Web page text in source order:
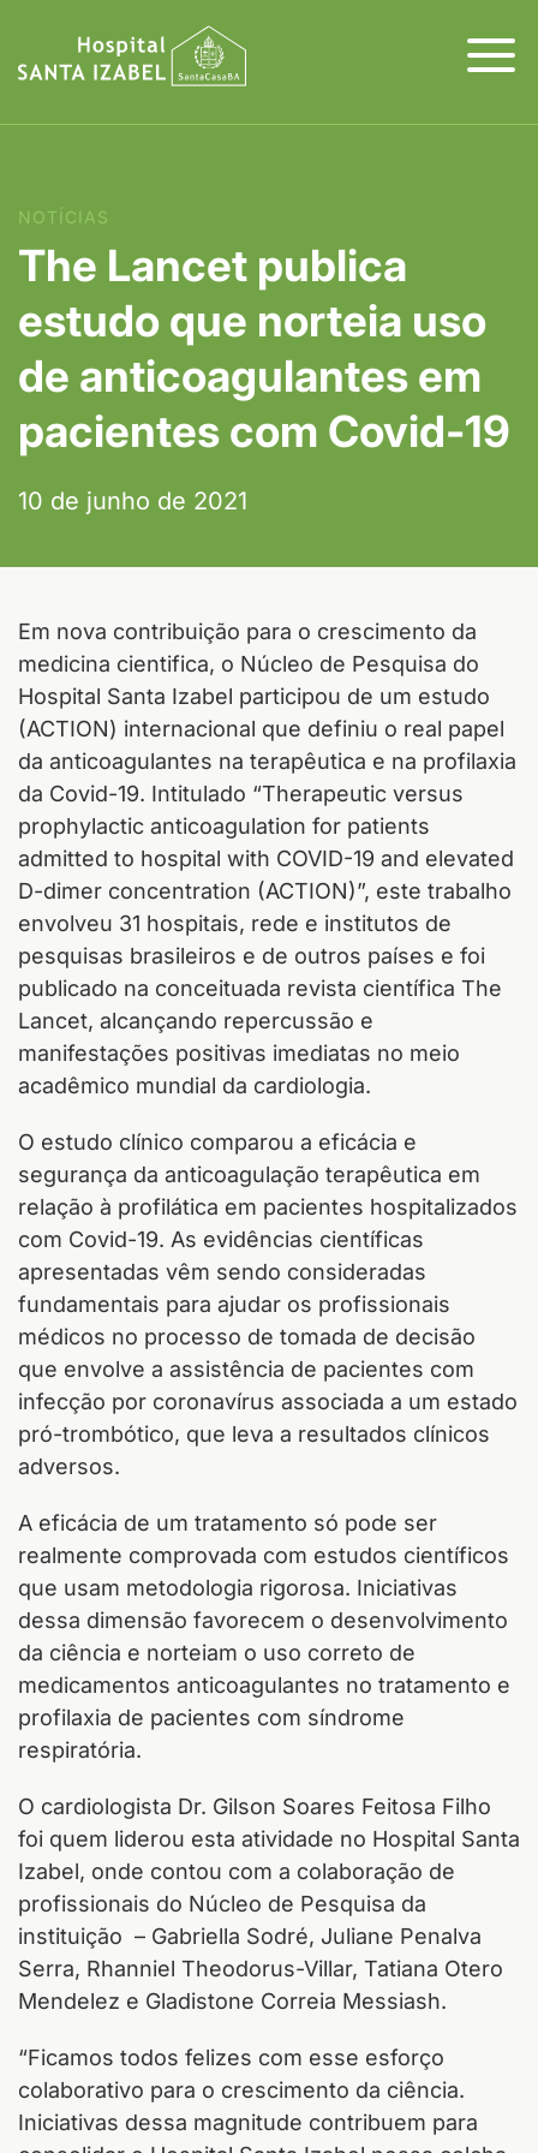
NOTÍCIAS
The Lancet publica
estudo que norteia uso
de anticoagulantes em
pacientes com Covid-19
10 de junho de 2021
Em nova contribuição para o crescimento da
medicina cientifica, o Núcleo de Pesquisa do
Hospital Santa Izabel participou de um estudo
(ACTION) internacional que definiu o real papel
da anticoagulantes na terapêutica e na profilaxia
da Covid-19. Intitulado “Therapeutic versus
prophylactic anticoagulation for patients
admitted to hospital with COVID-19 and elevated
D-dimer concentration (ACTION)”, este trabalho
envolveu 31 hospitais, rede e institutos de
pesquisas brasileiros e de outros países e foi
publicado na conceituada revista científica The
Lancet, alcançando repercussão e
manifestações positivas imediatas no meio
acadêmico mundial da cardiologia.
O estudo clínico comparou a eficácia e
segurança da anticoagulação terapêutica em
relação à profilática em pacientes hospitalizados
com Covid-19. As evidências científicas
apresentadas vêm sendo consideradas
fundamentais para ajudar os profissionais
médicos no processo de tomada de decisão
que envolve a assistência de pacientes com
infecção por coronavírus associada a um estado
pró-trombótico, que leva a resultados clínicos
adversos.
A eficácia de um tratamento só pode ser
realmente comprovada com estudos científicos
que usam metodologia rigorosa. Iniciativas
dessa dimensão favorecem o desenvolvimento
da ciência e norteiam o uso correto de
medicamentos anticoagulantes no tratamento e
profilaxia de pacientes com síndrome
respiratória.
O cardiologista Dr. Gilson Soares Feitosa Filho
foi quem liderou esta atividade no Hospital Santa
Izabel, onde contou com a colaboração de
profissionais do Núcleo de Pesquisa da
instituição – Gabriella Sodré, Juliane Penalva
Serra, Rhanniel Theodorus-Villar, Tatiana Otero
Mendelez e Gladistone Correia Messiash.
“Ficamos todos felizes com esse esforço
colaborativo para o crescimento da ciência.
Iniciativas dessa magnitude contribuem para